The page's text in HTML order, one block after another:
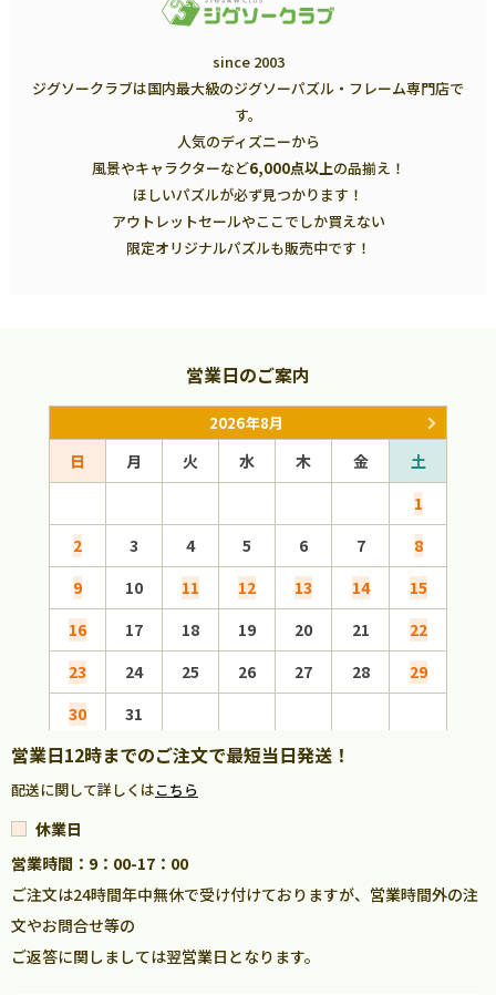
since 2003
ジグソークラブは国内最大級のジグソーパズル・フレーム専門店で
す。
人気のディズニーから
風景やキャラクターなど6,000点以上の品揃え！
ほしいパズルが必ず見つかります！
アウトレットセールやここでしか買えない
限定オリジナルパズルも販売中です！
営業日のご案内
2026年8月
日 月 火 水 木 金
土
1
2
3 4 5 6 7
8
9
10 11 12 13 14
15
16
17 18 19 20 21
22
23
24 25 26 27 28
29
30
31
営業日12時までのご注文で最短当日発送！
配送に関して詳しくはこちら
休業日
営業時間：9：00-17：00
ご注文は24時間年中無休で受け付けておりますが、営業時間外の注
文やお問合せ等の
ご返答に関しましては翌営業日となります。